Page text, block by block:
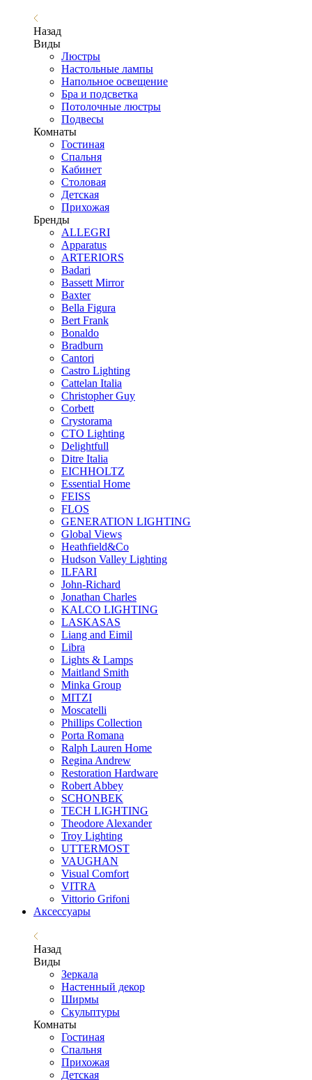
Назад
Виды
Люстры
Настольные лампы
Напольное освещение
Бра и подсветка
Потолочные люстры
Подвесы
Комнаты
Гостиная
Спальня
Кабинет
Столовая
Детская
Прихожая
Бренды
ALLEGRI
Apparatus
ARTERIORS
Badari
Bassett Mirror
Baxter
Bella Figura
Bert Frank
Bonaldo
Bradburn
Cantori
Castro Lighting
Cattelan Italia
Christopher Guy
Corbett
Crystorama
CTO Lighting
Delightfull
Ditre Italia
EICHHOLTZ
Essential Home
FEISS
FLOS
GENERATION LIGHTING
Global Views
Heathfield&Co
Hudson Valley Lighting
ILFARI
John-Richard
Jonathan Charles
KALCO LIGHTING
LASKASAS
Liang and Eimil
Libra
Lights & Lamps
Maitland Smith
Minka Group
MITZI
Moscatelli
Phillips Collection
Porta Romana
Ralph Lauren Home
Regina Andrew
Restoration Hardware
Robert Abbey
SCHONBEK
TECH LIGHTING
Theodore Alexander
Troy Lighting
UTTERMOST
VAUGHAN
Visual Comfort
VITRA
Vittorio Grifoni
Аксессуары
Назад
Виды
Зеркала
Настенный декор
Ширмы
Скульптуры
Комнаты
Гостиная
Спальня
Прихожая
Детская